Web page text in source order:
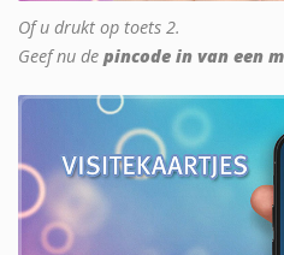
Of u drukt op toets 2.
Geef nu de pincode in van een